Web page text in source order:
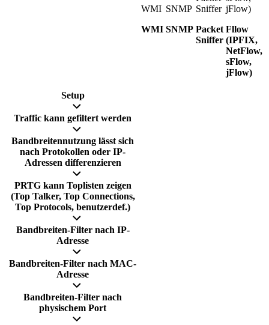
WMI
WMI
SNMP
SNMP
Sniffer
Packet
Sniffer
jFlow)
Fllow
(IPFIX,
NetFlow,
sFlow,
jFlow)
Setup
Traffic kann gefiltert werden
Bandbreitennutzung lässt sich
nach Protokollen oder IP-
Adressen differenzieren
PRTG kann Toplisten zeigen
(Top Talker, Top Connections,
Top Protocols, benutzerdef.)
Bandbreiten-Filter nach IP-
Adresse
Bandbreiten-Filter nach MAC-
Adresse
Bandbreiten-Filter nach
physischem Port